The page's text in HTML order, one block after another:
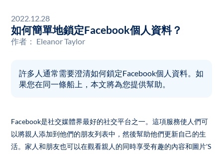
2022.12.28
如何簡單地鎖定Facebook個人資料？
作者： Eleanor Taylor
許多人通常需要澄清如何鎖定Facebook個人資料。如
果您在同一條船上，本文將為您提供幫助。
Facebook是社交媒體界最好的社交平台之一。這項服務使人們可
以將親人添加到他們的朋友列表中，然後幫助他們更新自己的生
活。家人和朋友也可以在觀看親人的同時享受有趣的內容和圖片'S